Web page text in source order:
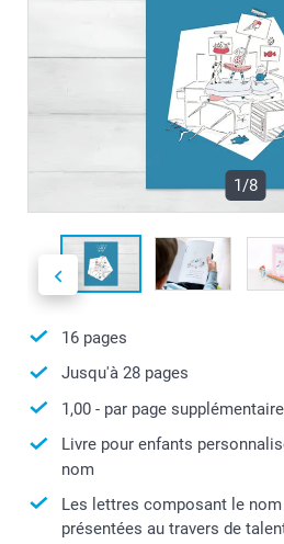
1/8
16 pages
Jusqu'à 28 pages
1,00 - par page supplémentaire
Livre pour enfants
nom
Les lettres composant le
présentées au travers de